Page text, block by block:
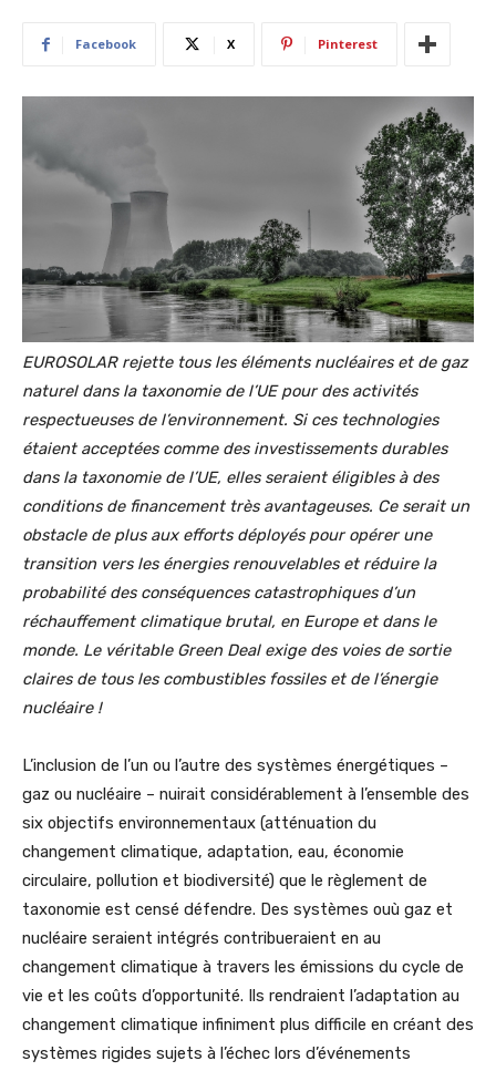
Facebook X Pinterest
EUROSOLAR rejette tous les éléments nucléaires et de gaz
naturel dans la taxonomie de l’UE pour des activités
respectueuses de l’environnement. Si ces technologies
étaient acceptées comme des investissements durables
dans la taxonomie de l’UE, elles seraient éligibles à des
conditions de financement très avantageuses. Ce serait un
obstacle de plus aux efforts déployés pour opérer une
transition vers les énergies renouvelables et réduire la
probabilité des conséquences catastrophiques d’un
réchauffement climatique brutal, en Europe et dans le
monde. Le véritable Green Deal exige des voies de sortie
claires de tous les combustibles fossiles et de l’énergie
nucléaire !
L’inclusion de l’un ou l’autre des systèmes énergétiques –
gaz ou nucléaire – nuirait considérablement à l’ensemble des
six objectifs environnementaux (atténuation du
changement climatique, adaptation, eau, économie
circulaire, pollution et biodiversité) que le règlement de
taxonomie est censé défendre. Des systèmes ouù gaz et
nucléaire seraient intégrés contribueraient en au
changement climatique à travers les émissions du cycle de
vie et les coûts d’opportunité. Ils rendraient l’adaptation au
changement climatique infiniment plus difficile en créant des
systèmes rigides sujets à l’échec lors d’événements